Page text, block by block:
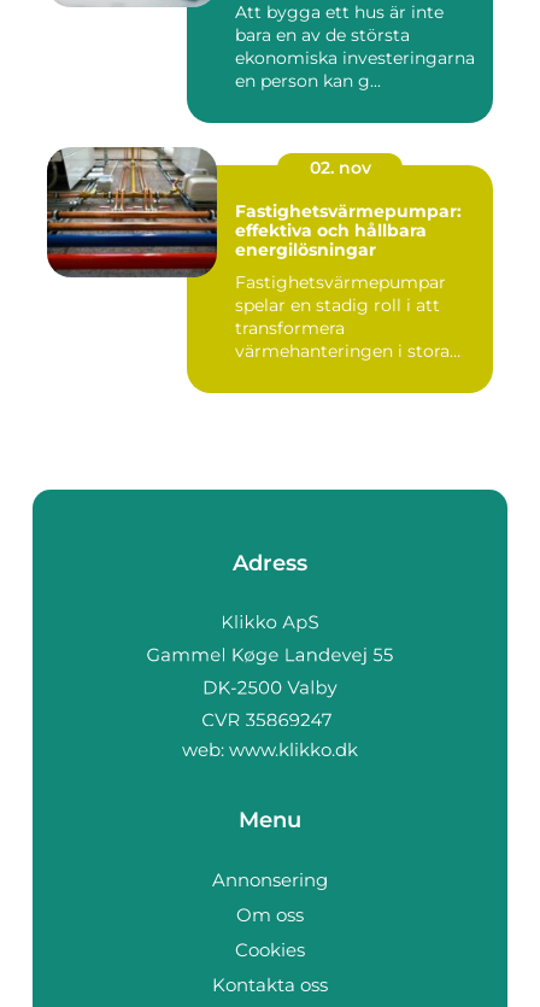
Att bygga ett hus är inte
bara en av de största
ekonomiska investeringarna
en person kan g...
02. nov
Fastighetsvärmepumpar:
effektiva och hållbara
energilösningar
Fastighetsvärmepumpar
spelar en stadig roll i att
transformera
värmehanteringen i stora
Adress
web: www.klikko.dk
Menu
Annonsering
Om oss
Cookies
Kontakta oss